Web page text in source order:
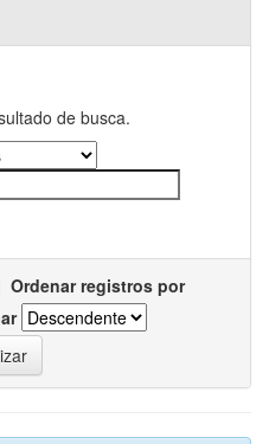
de busca.
Ordenar registros por